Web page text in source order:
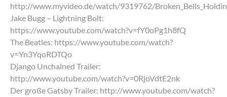
http://www.myvideo.de/watch/9319762/
Jake Bugg – Lightning Bolt:
https://www.youtube.com/watch?v=fY0oPg1h8fQ
The Beatles: https://www.youtube.com/watch?
v=Yn3YqoRDTQo
Django Unchained Trailer:
http://www.youtube.com/watch?v=0RjoVdtE2nk
Der große Gatsby Trailer: http://www.youtube.com/watch?